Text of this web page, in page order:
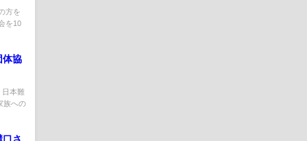
方を
を10
体協
日本難
族への
さ